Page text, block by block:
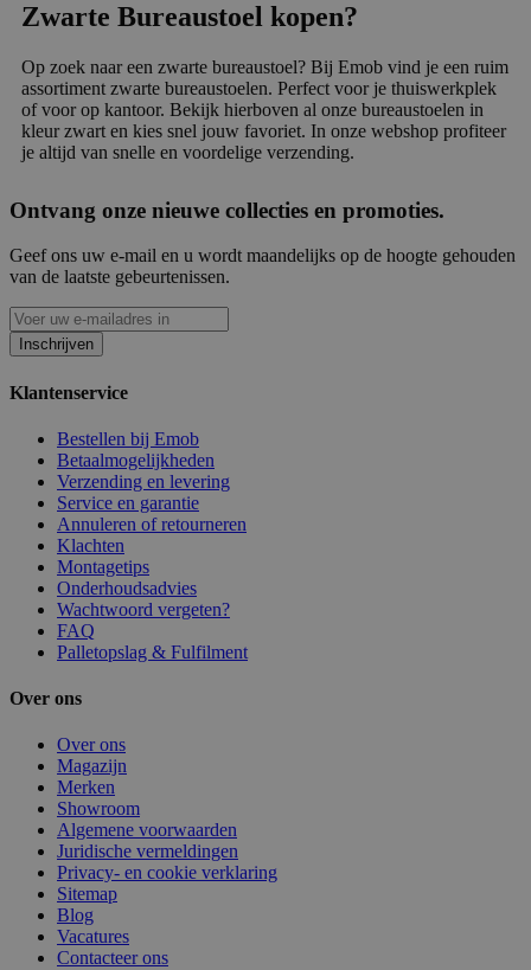
Zwarte Bureaustoel kopen?
Op zoek naar een zwarte bureaustoel? Bij Emob vind je een ruim
assortiment zwarte bureaustoelen. Perfect voor je thuiswerkplek
of voor op kantoor. Bekijk hierboven al onze bureaustoelen in
kleur zwart en kies snel jouw favoriet. In onze webshop profiteer
je altijd van snelle en voordelige verzending.
Ontvang onze nieuwe collecties en promoties.
Geef ons uw e-mail en u wordt maandelijks op de hoogte gehouden
van de laatste gebeurtenissen.
Inschrijven
Klantenservice
Bestellen bij Emob
Betaalmogelijkheden
Verzending en levering
Service en garantie
Annuleren of retourneren
Klachten
Montagetips
Onderhoudsadvies
Wachtwoord vergeten?
FAQ
Palletopslag & Fulfilment
Over ons
Over ons
Magazijn
Merken
Showroom
Algemene voorwaarden
Juridische vermeldingen
Privacy- en cookie verklaring
Sitemap
Blog
Vacatures
Contacteer ons